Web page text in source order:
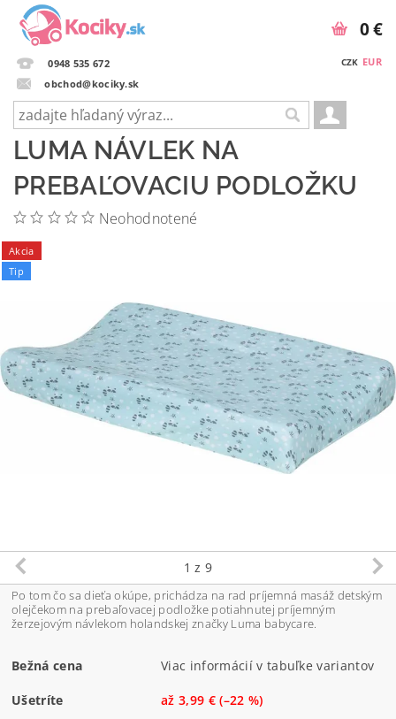
0948 535 672
obchod@kociky.sk
CZK EUR
0 €
LUMA NÁVLEK NA
PREBAĽOVACIU PODLOŽKU
Neohodnotené
Akcia
Tip
1 z 9
Po tom čo sa dieťa okúpe, prichádza na rad príjemná masáž detským
olejčekom na prebaľovacej podložke potiahnutej príjemným
žerzejovým návlekom holandskej značky Luma babycare.
Bežná cena Viac informácií v tabuľke variantov
Ušetríte až3,99 €(–22 %)